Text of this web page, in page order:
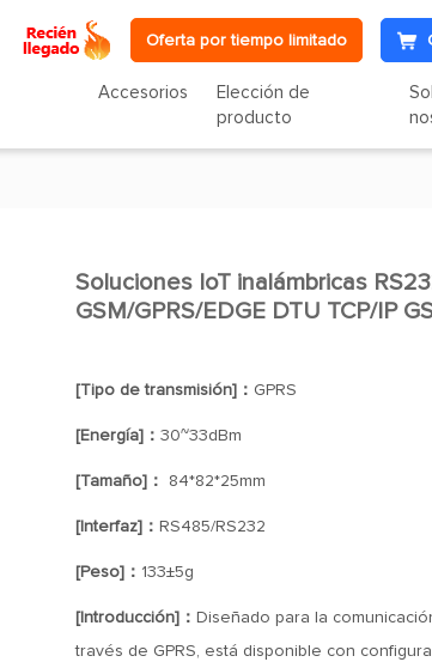
Oferta por tiempo limitado
Accesorios
Elección de
producto
Soluciones IoT inalámbricas
GSM/GPRS/EDGE DTU TCP/IP
[Tipo de transmisión]： GPRS
[Energía]： 30~33dBm
[Tamaño]： 84*82*25mm
[Interfaz]： RS485/RS232
[Peso]： 133±5g
[Introducción]： Diseñado para la
través de GPRS, está disponible con